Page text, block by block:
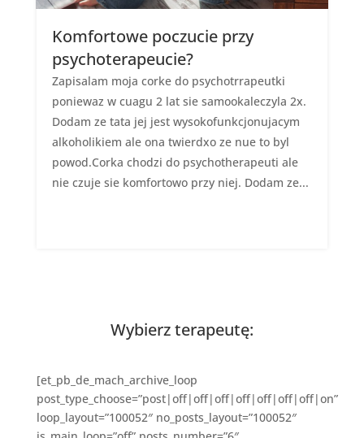
Komfortowe poczucie przy
psychoterapeucie?
Zapisalam moja corke do psychotrrapeutki
poniewaz w cuagu 2 lat sie samookaleczyla 2x.
Dodam ze tata jej jest wysokofunkcjonujacym
alkoholikiem ale ona twierdxo ze nue to byl
powod.Corka chodzi do psychotherapeuti ale
nie czuje sie komfortowo przy niej. Dodam ze...
Wybierz terapeutę:
[et_pb_de_mach_archive_loop
post_type_choose=”post|off|off|off|off|off|off|off|on”
loop_layout=”100052″ no_posts_layout=”100052″